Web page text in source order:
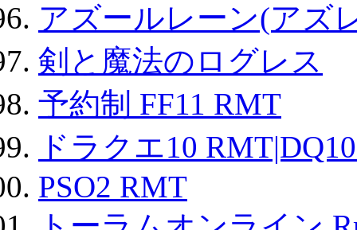
アズールレーン(アズ
剣と魔法のログレス
予約制 FF11 RMT
ドラクエ10
PSO2 RMT